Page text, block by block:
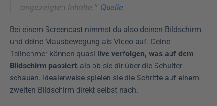
angezeigten Inhalte.” Quelle
Bei einem Screencast nimmst du also deinen Bildschirm
und deine Mausbewegung als Video auf. Deine
Teilnehmer können quasi live verfolgen, was auf dem
Bildschirm passiert, als ob sie dir über die Schulter
schauen. Idealerweise spielen sie die Schritte auf einem
zweiten Bildschirm direkt selbst nach.